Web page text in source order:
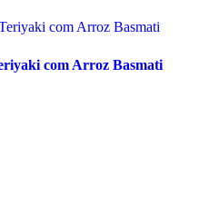
com Arroz Basmati